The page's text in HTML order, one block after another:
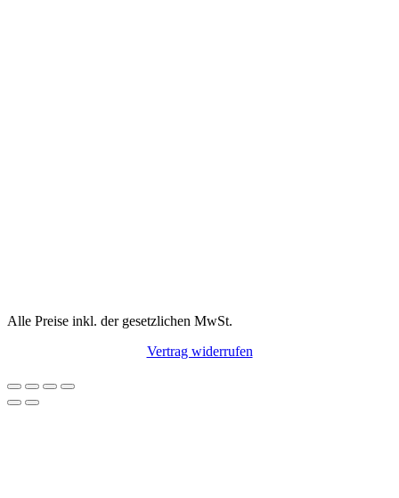
Alle Preise inkl. der gesetzlichen MwSt.
Vertrag widerrufen